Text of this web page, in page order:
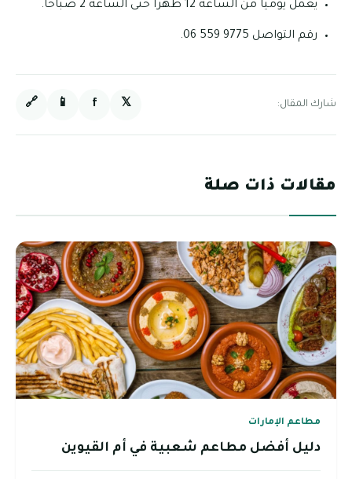
يعمل يوميا من الساعة 12 ظهرا حتى الساعة 2 صباحا.
رقم التواصل 9775 559 06.
شارك المقال: 𝕏
f
📱
🔗
مقالات ذات صلة
مطاعم الإمارات
دليل أفضل مطاعم شعبية في أم القيوين